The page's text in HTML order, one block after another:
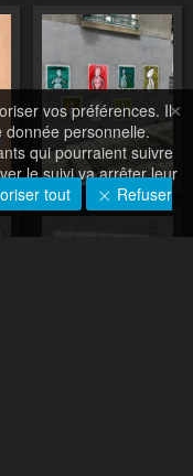
×
vos préférences. Il
donnée personnelle.
qui pourraient suivre
le suivi va arrêter leur
tout
Refuser